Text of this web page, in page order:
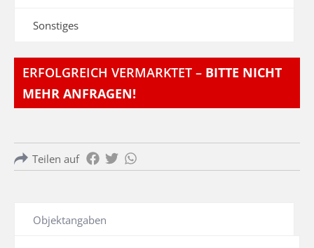
Sonstiges
ERFOLGREICH VERMARKTET – BITTE NICHT
MEHR ANFRAGEN!
Teilen auf
Objektangaben